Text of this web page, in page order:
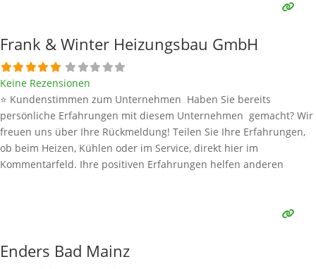
Frank & Winter Heizungsbau GmbH
Keine Rezensionen
⭐ Kundenstimmen zum Unternehmen Haben Sie bereits
persönliche Erfahrungen mit diesem Unternehmen gemacht? Wir
freuen uns über Ihre Rückmeldung! Teilen Sie Ihre Erfahrungen,
ob beim Heizen, Kühlen oder im Service, direkt hier im
Kommentarfeld. Ihre positiven Erfahrungen helfen anderen
Enders Bad Mainz